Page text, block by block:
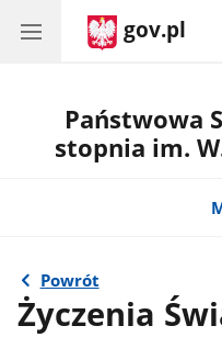
gov.pl
Państwowa
stopnia im.
Powrót
Życzenia